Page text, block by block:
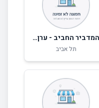
המדביר החביב - ערן חביב
תל אביב